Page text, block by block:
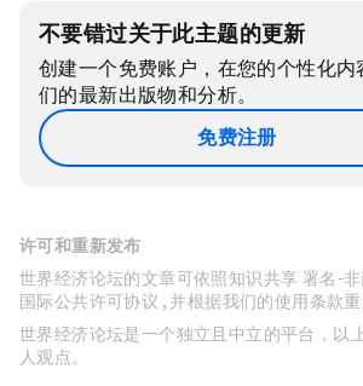
不要错过关于此主题的更新
创建一个免费账户，在您的个性化内
们的最新出版物和分析。
免费注册
许可和重新发布
世界经济论坛的文章可依照知识共享 署名-
国际公共许可协议 , 并根据我们的使用条款重
世界经济论坛是一个独立且中立的平台，以
人观点。